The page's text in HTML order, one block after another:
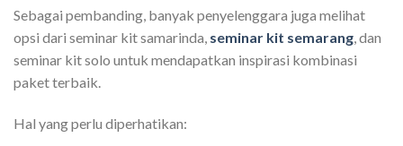
Sebagai pembanding, banyak penyelenggara juga melihat
opsi dari seminar kit samarinda, seminar kit semarang, dan
seminar kit solo untuk mendapatkan inspirasi kombinasi
paket terbaik.
Hal yang perlu diperhatikan: